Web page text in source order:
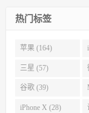
热门标签
苹果 (164)
三星 (57)
谷歌 (39)
iPhone X (28)